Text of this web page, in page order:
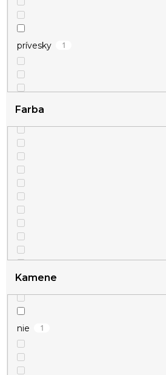
prívesky 1
Farba
strieborná
Kamene
nie 1